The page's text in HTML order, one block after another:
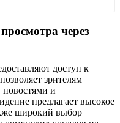
через
доступ к
зрителям
новостями и
предлагает высокое
широкий выбор